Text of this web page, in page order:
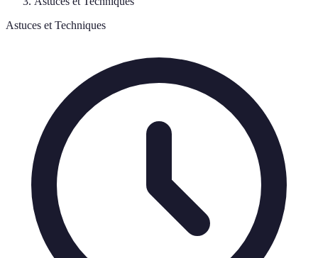
Astuces et Techniques